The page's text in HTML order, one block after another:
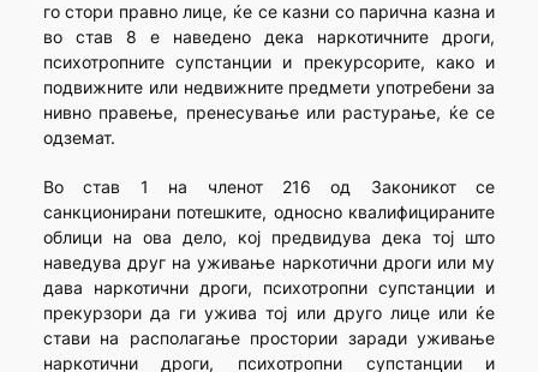
го стори правно лице, ќе се казни со парична казна и
во став 8 е наведено дека наркотичните дроги,
психотропните супстанции и прекурсорите, како и
подвижните или недвижните предмети употребени за
нивно правење, пренесување или растурање, ќе се
одземат.
Во став 1 на членот 216 од Законикот се
санкционирани потешките, односно квалифицираните
облици на ова дело, кој предвидува дека тој што
наведува друг на уживање наркотични дроги или му
дава наркотични дроги, психотропни супстанции и
прекурзори да ги ужива тој или друго лице или ќе
стави на располагање простории заради уживање
наркотични дроги, психотропни супстанции и